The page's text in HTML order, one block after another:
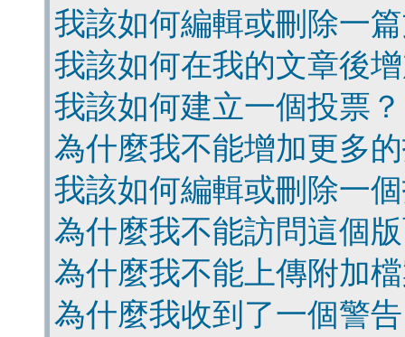
我該如何編輯或刪除一
我該如何在我的文章後
我該如何建立一個投票？
為什麼我不能增加更多
我該如何編輯或刪除一
為什麼我不能訪問這個
為什麼我不能上傳附加
為什麼我收到了一個警